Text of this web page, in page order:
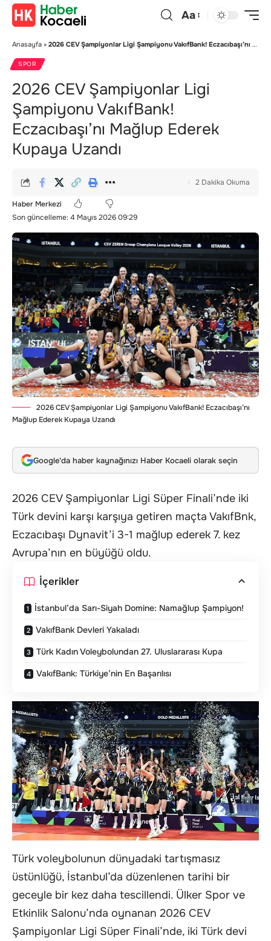
Aa
Anasayfa » 2026 CEV Şampiyonlar Ligi Şampiyonu VakıfBank! Eczacıbaşı’nı Mağlup Ederek Kupaya Uzandı
SPOR
2026 CEV Şampiyonlar Ligi
Şampiyonu VakıfBank!
Eczacıbaşı’nı Mağlup Ederek
Kupaya Uzandı
Son güncelleme: 4 Mayıs 2026 09:29
Haber Merkezi
2 Dakika Okuma
2026 CEV Şampiyonlar Ligi Şampiyonu VakıfBank! Eczacıbaşı’nı
Mağlup Ederek Kupaya Uzandı
Google'da haber kaynağınızı Haber Kocaeli olarak seçin
2026 CEV Şampiyonlar Ligi Süper Finali’nde iki
Türk devini karşı karşıya getiren maçta VakıfBnk,
Eczacıbaşı Dynavit’i 3-1 mağlup ederek 7. kez
Avrupa’nın en büyüğü oldu.
İçerikler
İstanbul’da Sarı-Siyah Domine: Namağlup Şampiyon!
VakıfBank Devleri Yakaladı
Türk Kadın Voleybolundan 27. Uluslararası Kupa
VakıfBank: Türkiye’nin En Başarılısı
Türk voleybolunun dünyadaki tartışmasız
üstünlüğü, İstanbul’da düzenlenen tarihi bir
geceyle bir kez daha tescillendi. Ülker Spor ve
Etkinlik Salonu’nda oynanan 2026 CEV
Şampiyonlar Ligi Süper Finali’nde, iki Türk devi